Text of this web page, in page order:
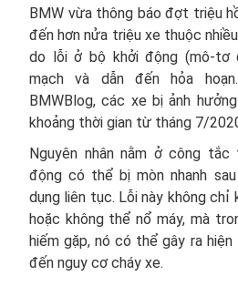
BMW vừa thông báo đợt triệu
đến hơn nửa triệu xe thuộc
do lỗi ở bộ khởi động (mô-tơ
mạch và dẫn đến hỏa
BMWBlog, các xe bị ảnh
khoảng thời gian từ tháng 7/
Nguyên nhân nằm ở công
động có thể bị mòn nhanh
dụng liên tục. Lỗi này không chỉ
hoặc không thể nổ máy, mà
hiếm gặp, nó có thể gây ra
đến nguy cơ cháy xe.